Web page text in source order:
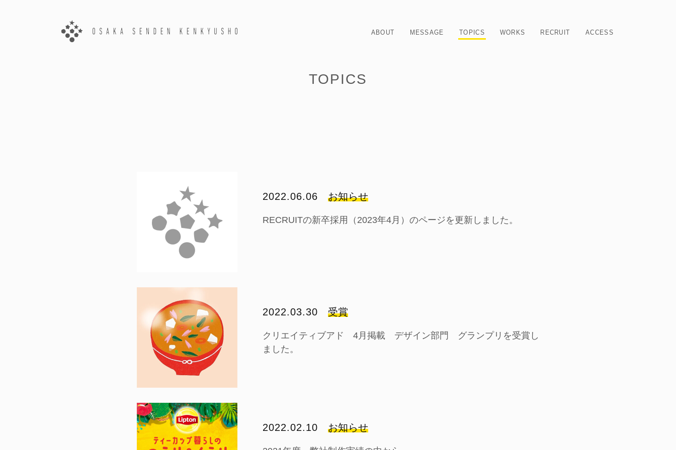
ABOUT MESSAGE TOPICS WORKS RECRUIT ACCESS
TOPICS
2022.06.06 お知らせ
RECRUITの新卒採用（2023年4月）のページを更新しました。
2022.03.30 受賞
クリエイティブアド 4月掲載 デザイン部門 グランプリを受賞し
ました。
2022.02.10 お知らせ